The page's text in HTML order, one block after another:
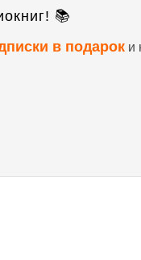
📚
в подарок и